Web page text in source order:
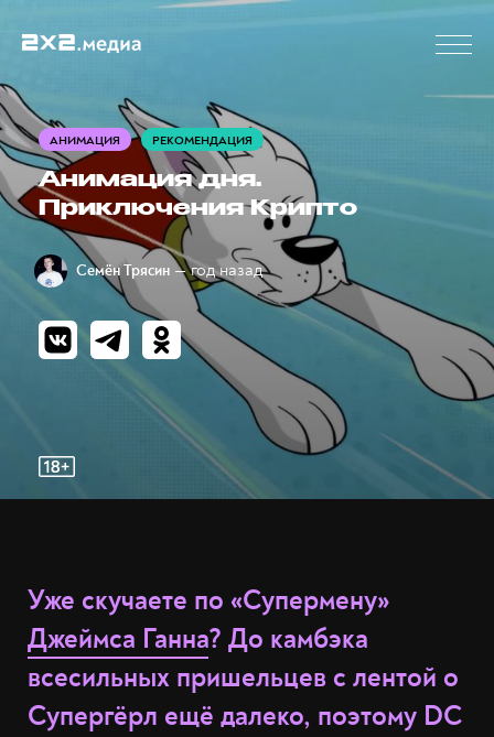
АНИМАЦИЯ РЕКОМЕНДАЦИЯ
Анимация дня.
Приключения Крипто
Семён Трясин — год назад
Уже скучаете по «Супермену»
Джеймса Ганна? До камбэка
всесильных пришельцев с лентой о
Супергёрл ещё далеко, поэтому DC